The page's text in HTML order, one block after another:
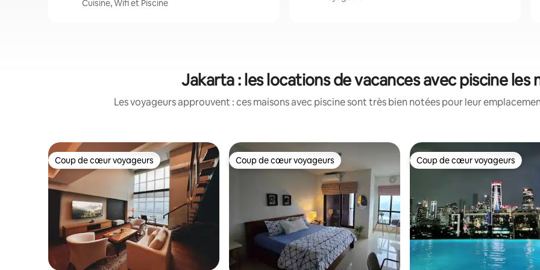
Cuisine, Wifi et Piscine
Jakarta : les locations de vacances avec piscine les
Les voyageurs approuvent : ces maisons avec piscine sont très bien notées pour leur
Coup de cœur voyageurs
Coup de cœur voyageurs Coup de cœur voyageurs
Coup de cœur voyageurs Coup de cœur voyageurs
Coup de cœur voyageurs